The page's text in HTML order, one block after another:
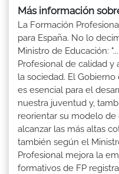
Más información
La Formación
para España. No lo
Ministro de Educación:
Profesional de calidad y
la sociedad. El
es esencial para el
nuestra juventud y,
reorientar su modelo
alcanzar las más altas
también según el
Profesional mejora la
formativos de FP